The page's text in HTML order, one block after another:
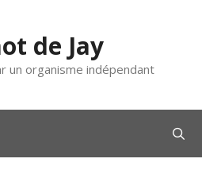
de Jay
un organisme indépendant